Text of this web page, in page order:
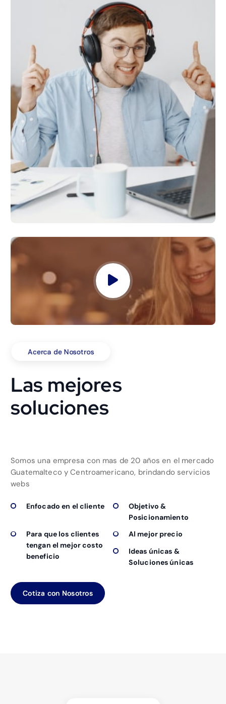
Acerca de Nosotros
Las mejores
soluciones
Somos una empresa con mas de 20 años en el mercado
Guatemalteco y Centroamericano, brindando servicios
webs
Enfocado en el cliente
Objetivo &
Posicionamiento
Para que los clientes
tengan el mejor costo
beneficio
Al mejor precio
Ideas únicas &
Soluciones únicas
Cotiza con Nosotros